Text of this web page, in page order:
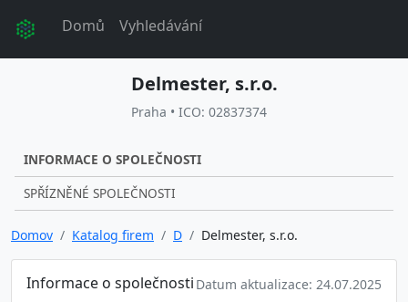
Domů Vyhledávání
Delmester, s.r.o.
Praha • ICO: 02837374
INFORMACE O SPOLEČNOSTI
SPŘÍZNĚNÉ SPOLEČNOSTI
Domov Katalog firem D Delmester, s.r.o.
Informace o společnosti Datum aktualizace: 24.07.2025